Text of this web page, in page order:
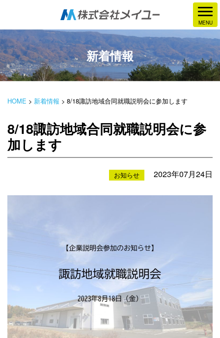
新着情報
HOME > 新着情報 > 8/18諏訪地域合同就職説明会に参加します
8/18諏訪地域合同就職説明会に参
加します
お知らせ 2023年07月24日